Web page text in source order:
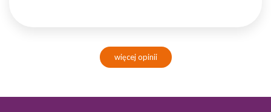
więcej opinii